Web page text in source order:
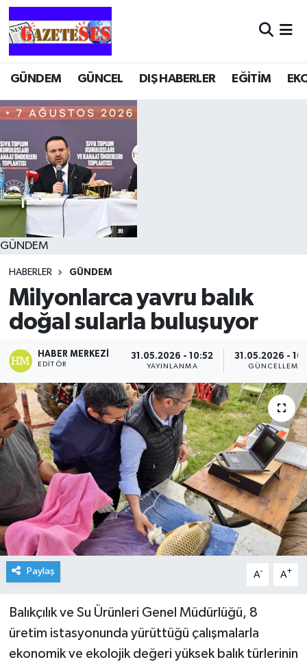
GÜNDEM GÜNCEL DIŞ HABERLER EĞİTİM
GÜNDEM
HABERLER GÜNDEM
Milyonlarca yavru balık
doğal sularla buluşuyor
HABER MERKEZI
EDITÖR
31.05.2026 - 10:52
YAYINLANMA
31.05.2026 -
GÜNCELLEME
Paylaş A- A+
Balıkçılık ve Su Ürünleri Genel Müdürlüğü, 8
üretim istasyonunda yürüttüğü çalışmalarla
ekonomik ve ekolojik değeri yüksek balık türlerinin